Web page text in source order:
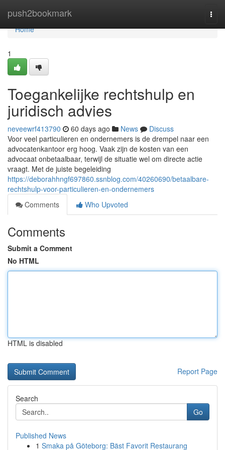
push2bookmark
Home
Home
1
Toegankelijke rechtshulp en
juridisch advies
neveewrf413790 60 days ago News
Discuss
Voor veel particulieren en ondernemers is de drempel naar een
advocatenkantoor erg hoog. Vaak zijn de kosten van een
advocaat onbetaalbaar, terwijl de situatie wel om directe actie
vraagt. Met de juiste begeleiding
https://deborahhngf697860.ssnblog.com/40260690/betaalbare-
rechtshulp-voor-particulieren-en-ondernemers
Comments
Who Upvoted
Comments
Submit a Comment
No HTML
HTML is disabled
Report Page
Search
Go
Published News
1 Smaka på Göteborg: Bäst Favorit Restaurang